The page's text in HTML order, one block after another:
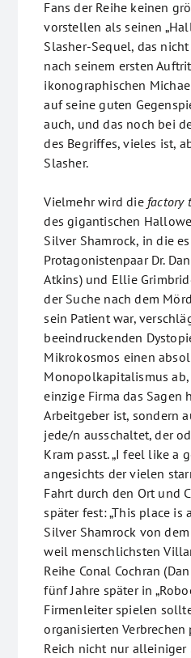
Fans der Reihe keinen
vorstellen als seinen
Slasher-Sequel, das
nach seinem ersten
ikonographischen
auf seine guten
auch, und das noch bei
des Begriffes, vieles ist,
Slasher.
Vielmehr wird die factory
des gigantischen
Silver Shamrock, in die
Protagonistenpaar Dr.
Atkins) und Ellie
der Suche nach dem
sein Patient war,
beeindruckenden
Mikrokosmos einen
Monopolkapitalismus
einzige Firma das
Arbeitgeber ist, sondern
jede/n ausschaltet, der
Kram passt. „I feel like a
angesichts der vielen
Fahrt durch den Ort und
später fest: „This place is
Silver Shamrock von
weil menschlichsten
Reihe Conal Cochran
fünf Jahre später in
Firmenleiter spielen
organisierten
Reich nicht nur alleiniger